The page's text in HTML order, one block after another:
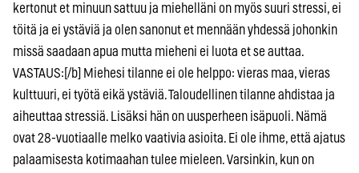
kertonut et minuun sattuu ja miehelläni on myös suuri stressi, ei
töitä ja ei ystäviä ja olen sanonut et mennään yhdessä johonkin
missä saadaan apua mutta mieheni ei luota et se auttaa.
VASTAUS:[/b] Miehesi tilanne ei ole helppo: vieras maa, vieras
kulttuuri, ei työtä eikä ystäviä. Taloudellinen tilanne ahdistaa ja
aiheuttaa stressiä. Lisäksi hän on uusperheen isäpuoli. Nämä
ovat 28-vuotiaalle melko vaativia asioita. Ei ole ihme, että ajatus
palaamisesta kotimaahan tulee mieleen. Varsinkin, kun on